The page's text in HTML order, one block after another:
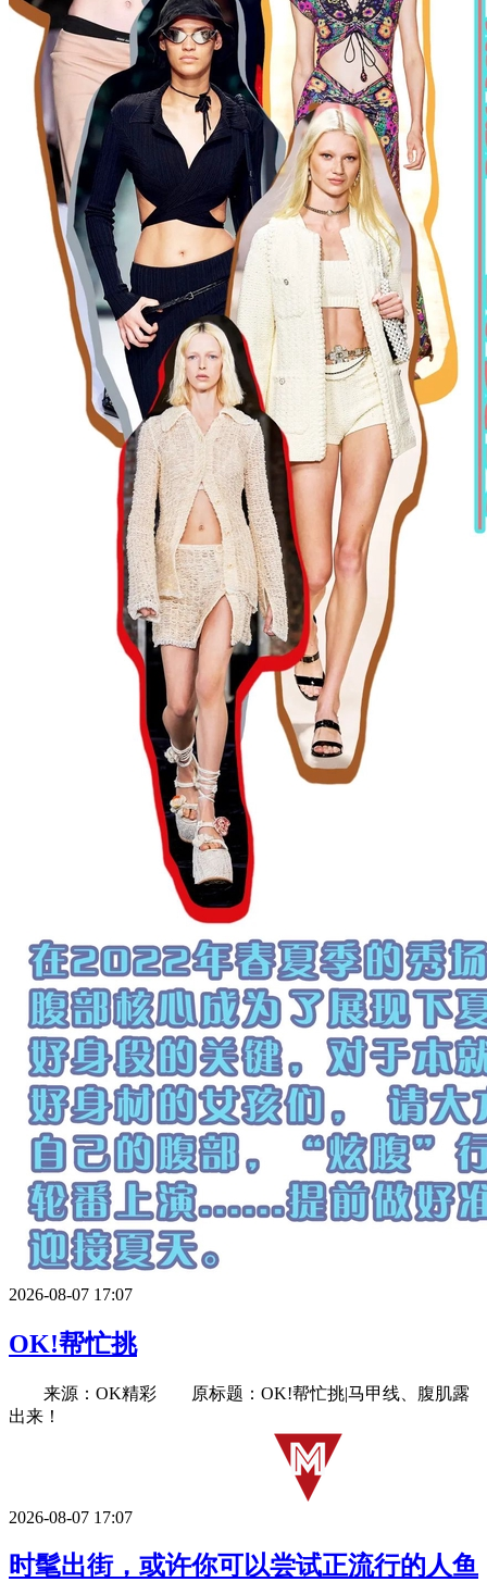
2026-08-07 17:07
OK!帮忙挑
来源：OK精彩 原标题：OK!帮忙挑|马甲线、腹肌露
出来！
2026-08-07 17:07
时髦出街，或许你可以尝试正流行的人鱼